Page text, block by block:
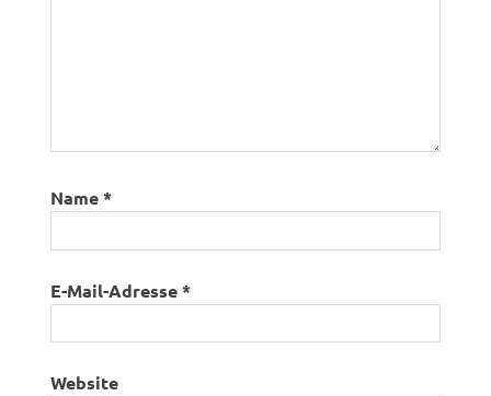
Name*
E-Mail-Adresse*
Website